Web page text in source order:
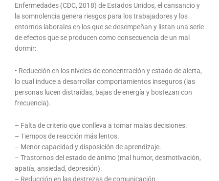
Enfermedades (CDC, 2018) de Estados Unidos, el cansancio y
la somnolencia genera riesgos para los trabajadores y los
entornos laborales en los que se desempeñan y listan una serie
de efectos que se producen como consecuencia de un mal
dormir:
• Reducción en los niveles de concentración y estado de alerta,
lo cual induce a desarrollar comportamientos inseguros (las
personas lucen distraídas, bajas de energía y bostezan con
frecuencia).
– Falta de criterio que conlleva a tomar malas decisiones.
– Tiempos de reacción más lentos.
– Menor capacidad y disposición de aprendizaje.
– Trastornos del estado de ánimo (mal humor, desmotivación,
apatía, ansiedad, depresión).
– Reducción en las destrezas de comunicación.